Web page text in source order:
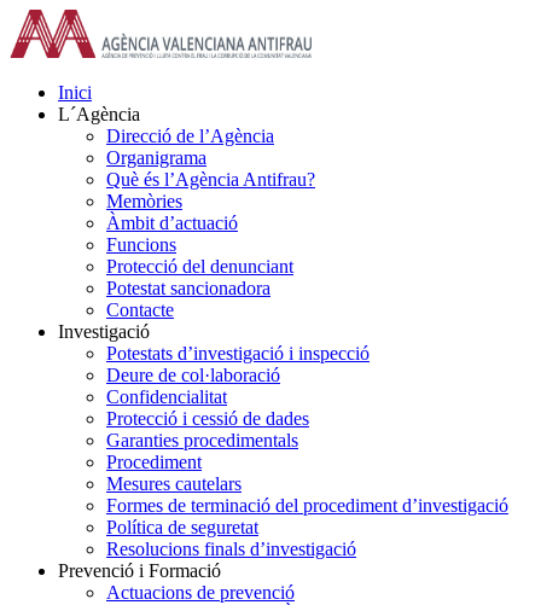
Skip
to
content
Inici
L´Agència
Direcció de l’Agència
Organigrama
Què és l’Agència Antifrau?
Memòries
Àmbit d’actuació
Funcions
Protecció del denunciant
Potestat sancionadora
Contacte
Investigació
Potestats d’investigació i inspecció
Deure de col·laboració
Confidencialitat
Protecció i cessió de dades
Garanties procedimentals
Procediment
Mesures cautelars
Formes de terminació del procediment d’investigació
Política de seguretat
Resolucions finals d’investigació
Prevenció i Formació
Actuacions de prevenció